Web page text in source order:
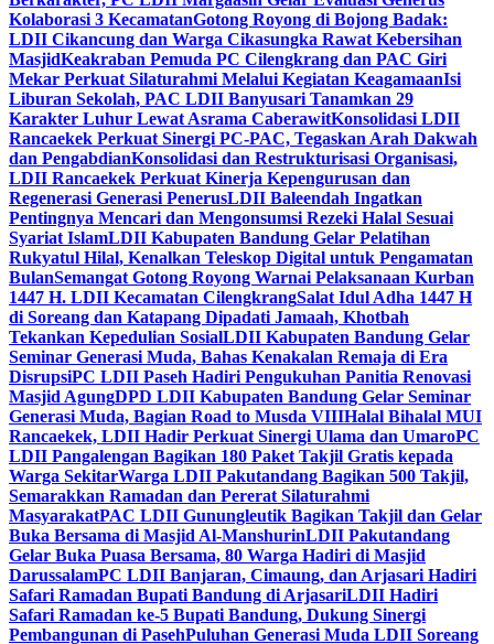
Kolaborasi 3 KecamatanGotong Royong di Bojong Badak:
LDII Cikancung dan Warga Cikasungka Rawat Kebersihan
MasjidKeakraban Pemuda PC Cilengkrang dan PAC Giri
Mekar Perkuat Silaturahmi Melalui Kegiatan KeagamaanIsi
Liburan Sekolah, PAC LDII Banyusari Tanamkan 29
Karakter Luhur Lewat Asrama CaberawitKonsolidasi LDII
Rancaekek Perkuat Sinergi PC-PAC, Tegaskan Arah Dakwah
dan PengabdianKonsolidasi dan Restrukturisasi Organisasi,
LDII Rancaekek Perkuat Kinerja Kepengurusan dan
Regenerasi Generasi PenerusLDII Baleendah Ingatkan
Pentingnya Mencari dan Mengonsumsi Rezeki Halal Sesuai
Syariat IslamLDII Kabupaten Bandung Gelar Pelatihan
Rukyatul Hilal, Kenalkan Teleskop Digital untuk Pengamatan
BulanSemangat Gotong Royong Warnai Pelaksanaan Kurban
1447 H. LDII Kecamatan CilengkrangSalat Idul Adha 1447 H
di Soreang dan Katapang Dipadati Jamaah, Khotbah
Tekankan Kepedulian SosialLDII Kabupaten Bandung Gelar
Seminar Generasi Muda, Bahas Kenakalan Remaja di Era
DisrupsiPC LDII Paseh Hadiri Pengukuhan Panitia Renovasi
Masjid AgungDPD LDII Kabupaten Bandung Gelar Seminar
Generasi Muda, Bagian Road to Musda VIIIHalal Bihalal MUI
Rancaekek, LDII Hadir Perkuat Sinergi Ulama dan UmaroPC
LDII Pangalengan Bagikan 180 Paket Takjil Gratis kepada
Warga SekitarWarga LDII Pakutandang Bagikan 500 Takjil,
Semarakkan Ramadan dan Pererat Silaturahmi
MasyarakatPAC LDII Gunungleutik Bagikan Takjil dan Gelar
Buka Bersama di Masjid Al-ManshurinLDII Pakutandang
Gelar Buka Puasa Bersama, 80 Warga Hadiri di Masjid
DarussalamPC LDII Banjaran, Cimaung, dan Arjasari Hadiri
Safari Ramadan Bupati Bandung di ArjasariLDII Hadiri
Safari Ramadan ke-5 Bupati Bandung, Dukung Sinergi
Pembangunan di PasehPuluhan Generasi Muda LDII Soreang